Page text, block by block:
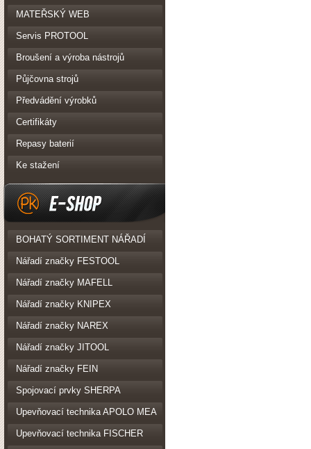
PK Realizace
MATEŘSKÝ WEB
Servis PROTOOL
Broušení a výroba nástrojů
Půjčovna strojů
Předvádění výrobků
Certifikáty
Repasy baterií
Ke stažení
eshop
BOHATÝ SORTIMENT NÁŘADÍ
Nářadí značky FESTOOL
Nářadí značky MAFELL
Nářadí značky KNIPEX
Nářadí značky NAREX
Nářadí značky JITOOL
Nářadí značky FEIN
Spojovací prvky SHERPA
Upevňovací technika APOLO MEA
Upevňovací technika FISCHER